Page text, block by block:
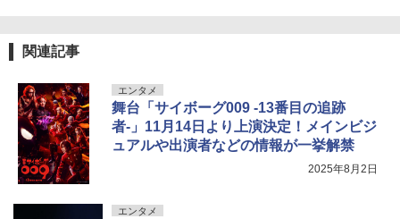
￥800
関連記事
エンタメ
舞台「サイボーグ009 -13番目の追跡
者-」11月14日より上演決定！メインビジ
ュアルや出演者などの情報が一挙解禁
2025年8月2日
エンタメ